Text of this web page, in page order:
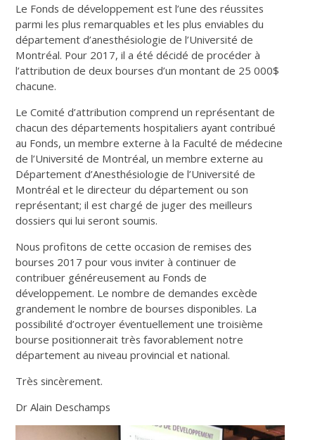
Le Fonds de développement est l’une des réussites
parmi les plus remarquables et les plus enviables du
département d’anesthésiologie de l’Université de
Montréal. Pour 2017, il a été décidé de procéder à
l’attribution de deux bourses d’un montant de 25 000$
chacune.
Le Comité d’attribution comprend un représentant de
chacun des départements hospitaliers ayant contribué
au Fonds, un membre externe à la Faculté de médecine
de l’Université de Montréal, un membre externe au
Département d’Anesthésiologie de l’Université de
Montréal et le directeur du département ou son
représentant; il est chargé de juger des meilleurs
dossiers qui lui seront soumis.
Nous profitons de cette occasion de remises des
bourses 2017 pour vous inviter à continuer de
contribuer généreusement au Fonds de
développement. Le nombre de demandes excède
grandement le nombre de bourses disponibles. La
possibilité d’octroyer éventuellement une troisième
bourse positionnerait très favorablement notre
département au niveau provincial et national.
Très sincèrement.
Dr Alain Deschamps